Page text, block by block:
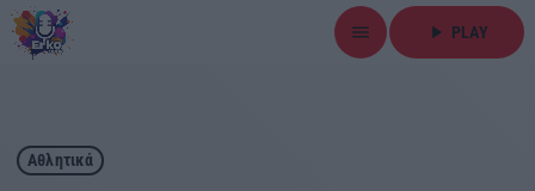
menu play_arrow PLAY
close
play_arrow ΕΡΚΟ
Αθλητικά